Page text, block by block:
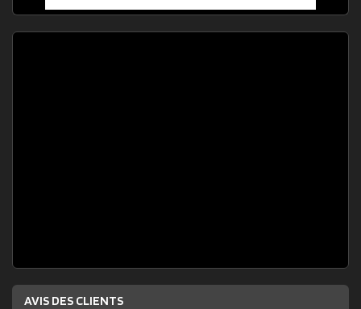
AVIS DES CLIENTS